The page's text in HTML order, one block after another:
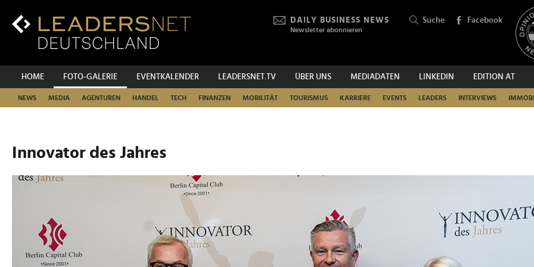
Inhalt
Hauptnavigation
DAILY BUSINESS NEWS
Newsletter abonnieren
Suche Facebook
HOME FOTO-GALERIE EVENTKALENDER LEADERSNET.TV ÜBER UNS MEDIADATEN LINKEDIN EDITION AT
NEWS MEDIA AGENTUREN HANDEL TECH FINANZEN MOBILITÄT TOURISMUS KARRIERE EVENTS LEADERS INTERVIEWS
SUCHEN
Innovator des Jahres